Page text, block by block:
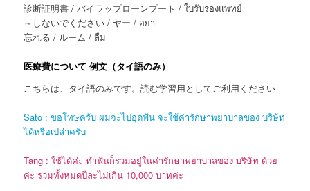
診断証明書 / バイラップローンプート / ใบรับรองแพทย์
～しないでください / ヤー / อย่า
忘れる / ルーム / ลืม
医療費について 例文（タイ語のみ）
こちらは、タイ語のみです。読む学習用としてご利用ください
Sato : ขอโทษครับ ผมจะไปอุดฟัน จะใช้ค่ารักษาพยาบาลของ บริษัท
ได้หรือเปล่าครับ
Tang : ใช้ได้ค่ะ ทำฟันก็รวมอยู่ในค่ารักษาพยาบาลของ บริษัท ด้วย
ค่ะ รวมทั้งหมดปีละไม่เกิน 10,000 บาทค่ะ